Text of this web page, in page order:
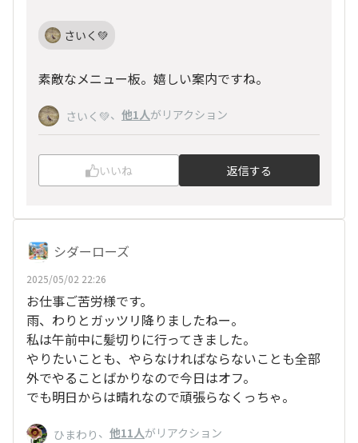
さいく💚
素敵なメニュー板。嬉しい案内ですね。
さいく💚、 他1人がリアクション
いいね 返信する
シダーローズ
2025/05/02 22:26
お仕事ご苦労様です。
雨、わりとガッツリ降りましたねー。
私は午前中に髪切りに行ってきました。
やりたいことも、やらなければならないことも全部
外でやることばかりなので今日はオフ。
でも明日からは晴れなので頑張らなくっちゃ。
ひまわり 、 他11人がリアクション